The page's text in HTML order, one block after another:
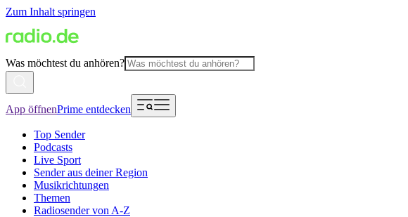
Zum Inhalt springen
Was möchtest du anhören?
App öffnenPrime entdecken
Top Sender
Podcasts
Live Sport
Sender aus deiner Region
Musikrichtungen
Themen
Radiosender von A-Z